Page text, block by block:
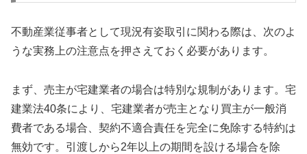
不動産業従事者として現況有姿取引に関わる際は、次のよ
うな実務上の注意点を押さえておく必要があります。
まず、売主が宅建業者の場合は特別な規制があります。宅
建業法40条により、宅建業者が売主となり買主が一般消
費者である場合、契約不適合責任を完全に免除する特約は
無効です。引渡しから2年以上の期間を設ける場合を除